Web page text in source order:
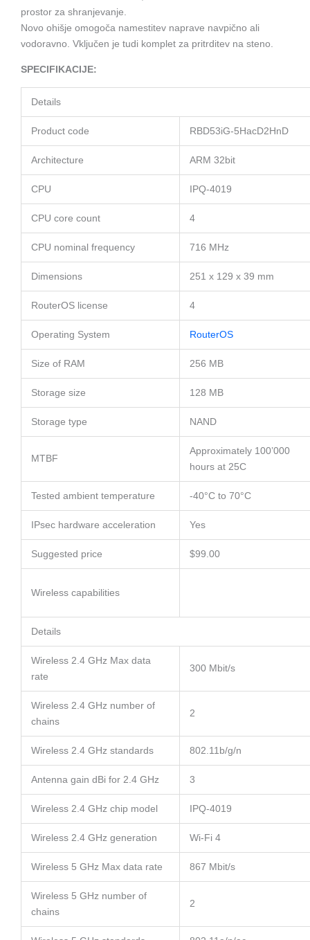
prostor za shranjevanje.
Novo ohišje omogoča namestitev naprave navpično ali
vodoravno. Vključen je tudi komplet za pritrditev na steno.
SPECIFIKACIJE:
Details
Product code RBD53iG-5HacD2HnD
Architecture ARM 32bit
CPU IPQ-4019
CPU core count 4
CPU nominal frequency 716 MHz
Dimensions 251 x 129 x 39 mm
RouterOS license 4
Operating System RouterOS
Size of RAM 256 MB
Storage size 128 MB
Storage type NAND
MTBF
Approximately 100’000
hours at 25C
Tested ambient temperature -40°C to 70°C
IPsec hardware acceleration Yes
Suggested price $99.00
Wireless capabilities
Details
Wireless 2.4 GHz Max data
rate
300 Mbit/s
Wireless 2.4 GHz number of
chains
2
Wireless 2.4 GHz standards 802.11b/g/n
Antenna gain dBi for 2.4 GHz 3
Wireless 2.4 GHz chip model IPQ-4019
Wireless 2.4 GHz generation Wi-Fi 4
Wireless 5 GHz Max data rate 867 Mbit/s
Wireless 5 GHz number of
chains
2